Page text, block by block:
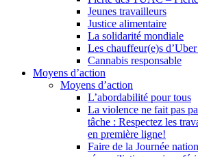
Jeunes travailleurs
Justice alimentaire
La solidarité mondiale
Les chauffeur(e)s d’Uber
Cannabis responsable
Moyens d’action
Moyens d’action
L’abordabilité pour tous
La violence ne fait pas
tâche : Respectez les
en première ligne!
Faire de la Journée